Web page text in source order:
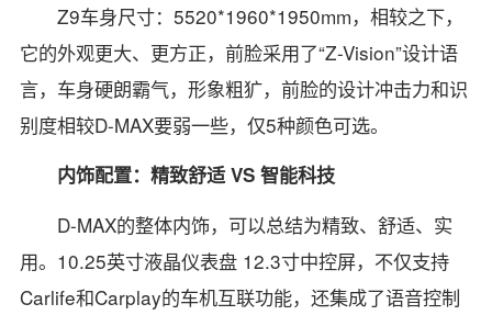
Z9车身尺寸：5520*1960*1950mm，相较之下，
它的外观更大、更方正，前脸采用了“Z-Vision”设计语
言，车身硬朗霸气，形象粗犷，前脸的设计冲击力和识
别度相较D-MAX要弱一些，仅5种颜色可选。
内饰配置：精致舒适 VS 智能科技
D-MAX的整体内饰，可以总结为精致、舒适、实
用。10.25英寸液晶仪表盘 12.3寸中控屏，不仅支持
Carlife和Carplay的车机互联功能，还集成了语音控制